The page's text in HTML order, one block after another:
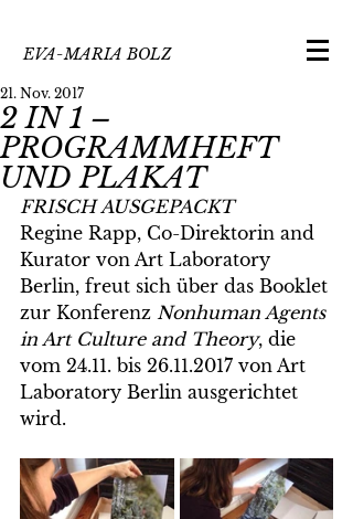
EVA-MARIA BOLZ
2 IN 1 –
PROGRAMMHEFT
UND PLAKAT
21. Nov. 2017
FRISCH AUSGEPACKT
Regine Rapp, Co-Direktorin and
Kurator von Art Laboratory
Berlin, freut sich über das Booklet
zur Konferenz Nonhuman Agents
in Art Culture and Theory, die
vom 24.11. bis 26.11.2017 von Art
Laboratory Berlin ausgerichtet
wird.